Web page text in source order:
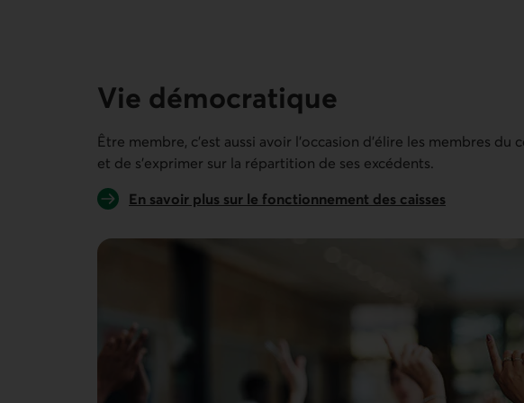
Vie démocratique
Être membre, c’est aussi avoir l’occasion d'élire les membres du
et de s'exprimer sur la répartition de ses excédents.
En savoir plus sur le fonctionnement des caisses